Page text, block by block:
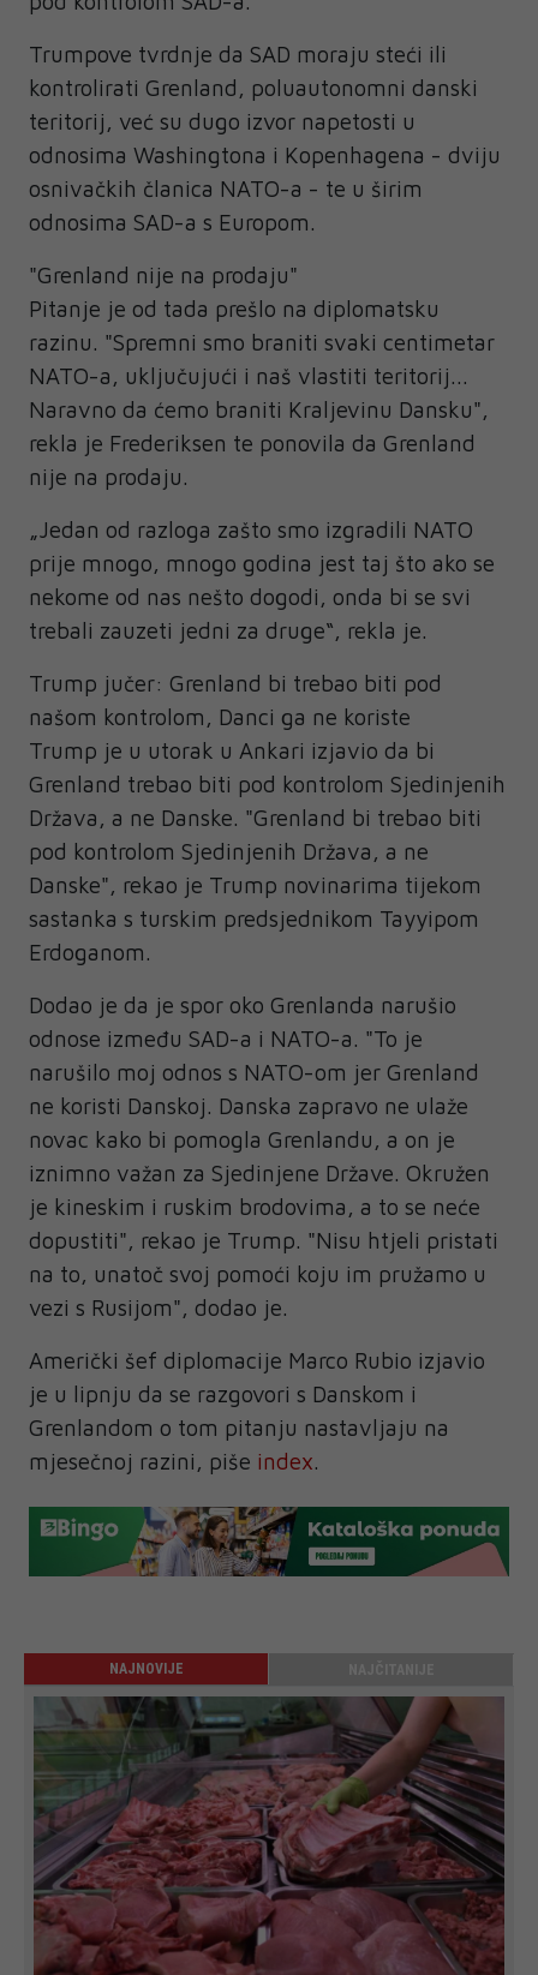
Trumpove tvrdnje da SAD moraju steći ili
kontrolirati Grenland, poluautonomni danski
teritorij, već su dugo izvor napetosti u
odnosima Washingtona i Kopenhagena - dviju
osnivačkih članica NATO-a - te u širim
odnosima SAD-a s Europom.
"Grenland nije na prodaju"
Pitanje je od tada prešlo na diplomatsku
razinu. "Spremni smo braniti svaki centimetar
NATO-a, uključujući i naš vlastiti teritorij...
Naravno da ćemo braniti Kraljevinu Dansku",
rekla je Frederiksen te ponovila da Grenland
nije na prodaju.
„Jedan od razloga zašto smo izgradili NATO
prije mnogo, mnogo godina jest taj što ako se
nekome od nas nešto dogodi, onda bi se svi
trebali zauzeti jedni za druge“, rekla je.
Trump jučer: Grenland bi trebao biti pod
našom kontrolom, Danci ga ne koriste
Trump je u utorak u Ankari izjavio da bi
Grenland trebao biti pod kontrolom Sjedinjenih
Država, a ne Danske. "Grenland bi trebao biti
pod kontrolom Sjedinjenih Država, a ne
Danske", rekao je Trump novinarima tijekom
sastanka s turskim predsjednikom Tayyipom
Erdoganom.
Dodao je da je spor oko Grenlanda narušio
odnose između SAD-a i NATO-a. "To je
narušilo moj odnos s NATO-om jer Grenland
ne koristi Danskoj. Danska zapravo ne ulaže
novac kako bi pomogla Grenlandu, a on je
iznimno važan za Sjedinjene Države. Okružen
je kineskim i ruskim brodovima, a to se neće
dopustiti", rekao je Trump. "Nisu htjeli pristati
na to, unatoč svoj pomoći koju im pružamo u
vezi s Rusijom", dodao je.
Američki šef diplomacije Marco Rubio izjavio
je u lipnju da se razgovori s Danskom i
Grenlandom o tom pitanju nastavljaju na
mjesečnoj razini, piše index.
NAJNOVIJE